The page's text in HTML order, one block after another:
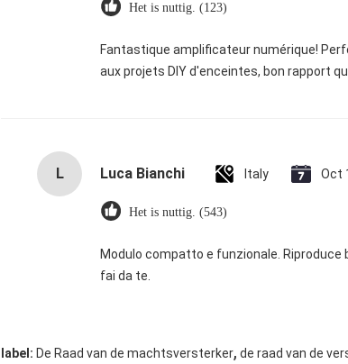
Het is nuttig. (123)
Fantastique amplificateur numérique!
aux projets DIY d'enceintes, bon rapport
L Luca Bianchi Italy Oct
Het is nuttig. (543)
Modulo compatto e funzionale.
fai da te.
label: De Raad van de machtsversterker, de raad van de